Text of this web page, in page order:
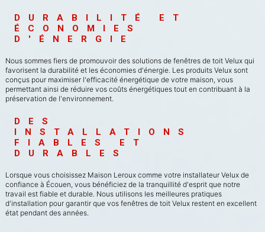
DURABILITÉ ET
ÉCONOMIES
D'ÉNERGIE
Nous sommes fiers de promouvoir des solutions de fenêtres de toit Velux qui
favorisent la durabilité et les économies d'énergie. Les produits Velux sont
conçus pour maximiser l'efficacité énergétique de votre maison, vous
permettant ainsi de réduire vos coûts énergétiques tout en contribuant à la
préservation de l'environnement.
DES
INSTALLATIONS
FIABLES ET
DURABLES
Lorsque vous choisissez Maison Leroux comme votre installateur Velux de
confiance à Écouen, vous bénéficiez de la tranquillité d'esprit que notre
travail est fiable et durable. Nous utilisons les meilleures pratiques
d'installation pour garantir que vos fenêtres de toit Velux restent en excellent
état pendant des années.